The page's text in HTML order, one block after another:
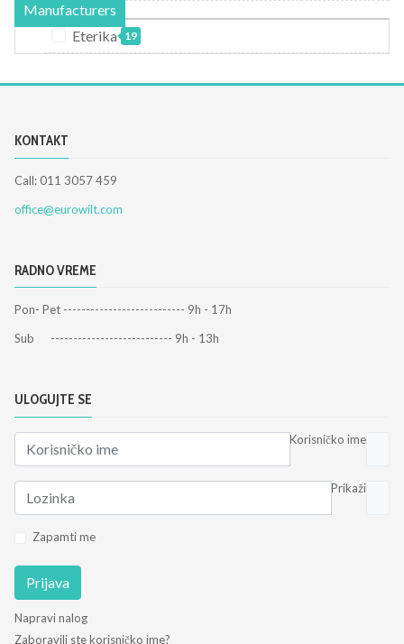
Manufacturers
Eterika
19
KONTAKT
Call: 011 3057 459
office@eurowilt.com
RADNO VREME
Pon- Pet --------------------------- 9h - 17h
Sub --------------------------- 9h - 13h
ULOGUJTE SE
Korisničko ime
Prikaži
Zapamti me
Prijava
Napravi nalog
Zaboravili ste korisničko ime?